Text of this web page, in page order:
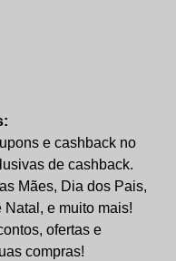
e cashback no
de cashback.
Mães, Dia dos Pais,
e muito mais!
ofertas e
compras!